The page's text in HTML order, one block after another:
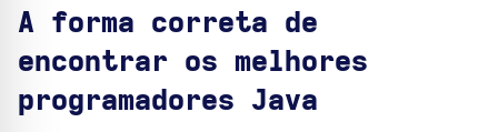
A forma correta de
encontrar os melhores
programadores Java